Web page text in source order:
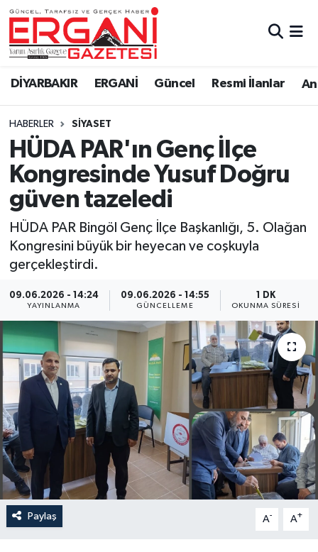
DİYARBAKIR ERGANİ Güncel Resmi İlanlar
HABERLER SİYASET
HÜDA PAR'ın Genç İlçe
Kongresinde Yusuf Doğru
güven tazeledi
HÜDA PAR Bingöl Genç İlçe Başkanlığı, 5. Olağan
Kongresini büyük bir heyecan ve coşkuyla
gerçekleştirdi.
09.06.2026 - 14:24
YAYINLANMA
09.06.2026 - 14:55
GÜNCELLEME
1 DK
OKUNMA SÜRESI
Paylaş A- A+
DİYARBAKIR
BİSMİL
BAĞLAR
ERGANİ
Güncel
Resmi İlanlar
Sağlık
Si̇yaset
Spor
Yaşam
Anali̇z
Bi̇li̇m & Teknoloji̇
Dünya
Eği̇ti̇m
Ergani Nöbetçi Eczaneler
Ergani Hava Durumu
Ergani Trafik Yoğunluk Haritası
Süper Lig Puan Durumu ve Fikstür
Tüm Manşetler
Son Dakika Haberleri
Haber Arşivi